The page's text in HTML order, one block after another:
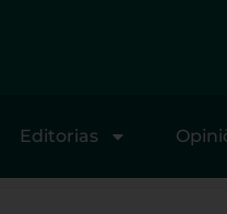
Editorias